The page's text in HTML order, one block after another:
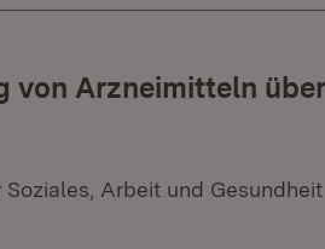
von Arzneimitteln
Arbeit und Gesundheit